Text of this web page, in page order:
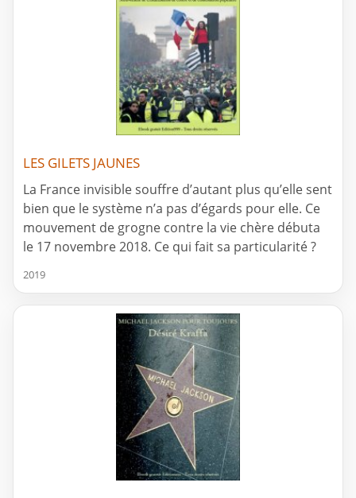
LES GILETS JAUNES
La France invisible souffre d’autant plus qu’elle sent
bien que le système n’a pas d’égards pour elle. Ce
mouvement de grogne contre la vie chère débuta
le 17 novembre 2018. Ce qui fait sa particularité ?
2019